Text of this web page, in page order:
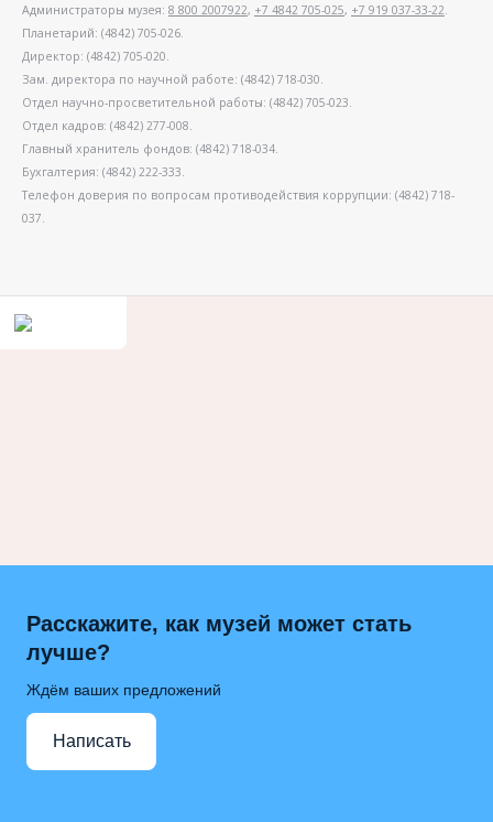
Администраторы музея: 8 800 2007922, +7 4842 705-025, +7 919 037-33-22.
Планетарий: (4842) 705-026.
Директор: (4842) 705-020.
Зам. директора по научной работе: (4842) 718-030.
Отдел научно-просветительной работы: (4842) 705-023.
Отдел кадров: (4842) 277-008.
Главный хранитель фондов: (4842) 718-034.
Бухгалтерия: (4842) 222-333.
Телефон доверия по вопросам противодействия коррупции: (4842) 718-
037.
Расскажите, как музей может стать
лучше?
Ждём ваших предложений
Написать